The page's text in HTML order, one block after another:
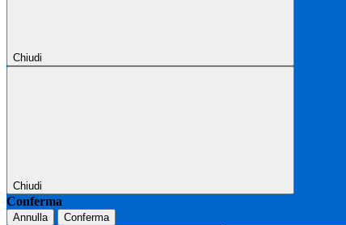
Chiudi
Chiudi
Conferma
Annulla Conferma